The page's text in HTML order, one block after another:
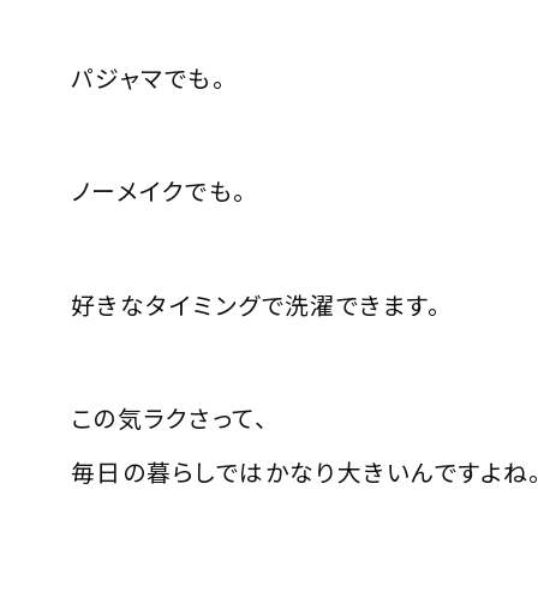
パジャマでも。
ノーメイクでも。
好きなタイミングで洗濯できます。
この気ラクさって、
毎日の暮らしではかなり大きいんですよね